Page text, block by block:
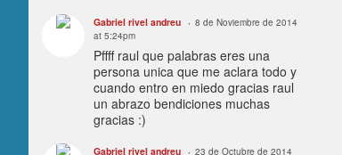
Gabriel rivel andreu
8 de Noviembre de 2014
at 5:24pm
Pffff raul que palabras eres una
persona unica que me aclara todo y
cuando entro en miedo gracias raul
un abrazo bendiciones muchas
gracias :)
Gabriel rivel andreu
23 de Octubre de 2014